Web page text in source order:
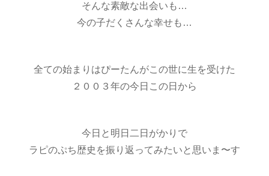
そんな素敵な出会いも…
今の子だくさんな幸せも…
全ての始まりはぴーたんがこの世に生を受けた
２００３年の今日この日から
今日と明日二日がかりで
ラピのぷち歴史を振り返ってみたいと思いま〜す